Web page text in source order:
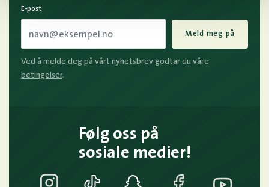
E-post
Meld meg på
Ved å melde deg på vårt nyhetsbrev godtar du våre
betingelser.
Følg oss på
sosiale medier!